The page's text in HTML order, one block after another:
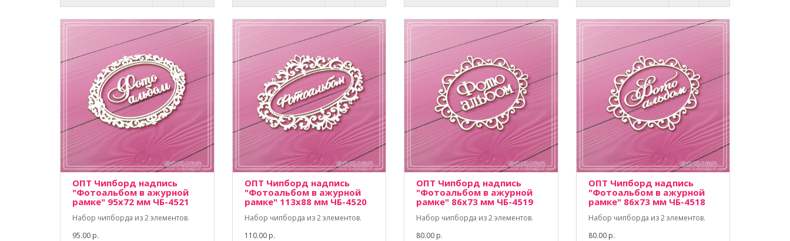
ОПТ Чипборд надпись
"Фотоальбом в ажурной
рамке" 95х72 мм ЧБ-4521
Набор чипборда из 2 элементов.
95.00 р.
ОПТ Чипборд надпись
"Фотоальбом в ажурной
рамке" 113х88 мм ЧБ-4520
Набор чипборда из 2 элементов.
110.00 р.
ОПТ Чипборд надпись
"Фотоальбом в ажурной
рамке" 86х73 мм ЧБ-4519
Набор чипборда из 2 элементов.
80.00 р.
ОПТ Чипборд надпись
"Фотоальбом в ажурной
рамке" 86х73 мм ЧБ-4518
Набор чипборда из 2 элементов.
80.00 р.